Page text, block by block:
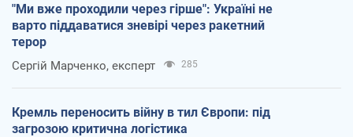
"Ми вже проходили через гірше": Україні не
варто піддаватися зневірі через ракетний
терор
Сергій Марченко, експерт 285
Кремль переносить війну в тил Європи: під
загрозою критична логістика